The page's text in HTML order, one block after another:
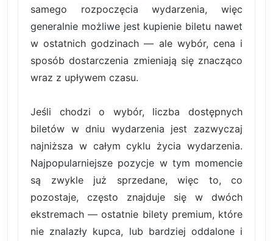
samego rozpoczęcia wydarzenia, więc
generalnie możliwe jest kupienie biletu nawet
w ostatnich godzinach — ale wybór, cena i
sposób dostarczenia zmieniają się znacząco
wraz z upływem czasu.
Jeśli chodzi o wybór, liczba dostępnych
biletów w dniu wydarzenia jest zazwyczaj
najniższa w całym cyklu życia wydarzenia.
Najpopularniejsze pozycje w tym momencie
są zwykle już sprzedane, więc to, co
pozostaje, często znajduje się w dwóch
ekstremach — ostatnie bilety premium, które
nie znalazły kupca, lub bardziej oddalone i